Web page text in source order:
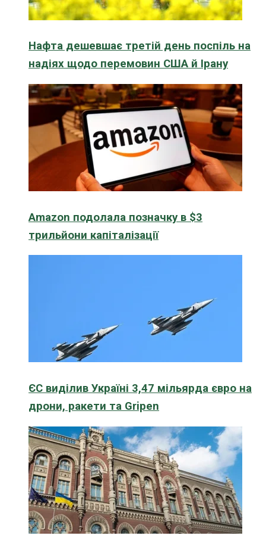
Нафта дешевшає третій день поспіль на
надіях щодо перемовин США й Ірану
Amazon подолала позначку в $3
трильйони капіталізації
ЄС виділив Україні 3,47 мільярда євро на
дрони, ракети та Gripen